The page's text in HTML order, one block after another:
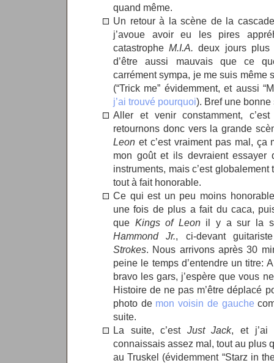
quand même.
Un retour à la scène de la
j’avoue avoir eu les pires
catastropheM.I.A. deux jours plus
d’être aussi mauvais que ce
carrément sympa, je me suis même
(“Trick me” évidemment, et aussi
j’ai trouvé pourquoi). Bref une bonne
Aller et venir constamment,
retournons donc vers la grande
Leon et c’est vraiment pas mal,
mon goût et ils devraient
instruments, mais c’est
tout à fait honorable.
Ce qui est un peu moins
une fois de plus a fait du caca,
que Kings of Leonil y a sur la
Hammond Jr., ci-devant
Strokes. Nous arrivons après 30
peine le temps d’entendre un titre:
bravo les gars, j’espère que vous
Histoire de ne pas m’être déplacé
photo de mon voisin de gauche
suite.
La suite, c’est Just Jack, et j’ai
connaissais assez mal, tout au plus
au Truskel (évidemment “Starz in